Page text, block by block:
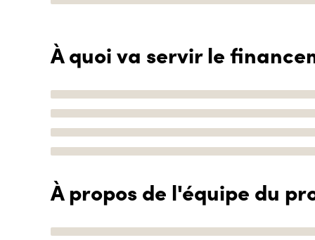
À quoi va servir le
À propos de l'équipe du